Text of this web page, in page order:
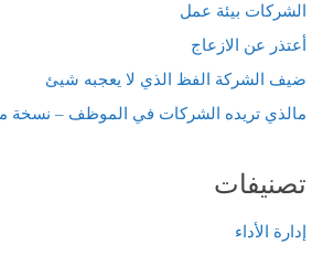
الشركات بيئة عمل
أعتذر عن الازعاج
ضيف الشركة الفظ الذي لا يعجبه شيئ
مالذي تريده الشركات في الموظف – نسخة
تصنيفات
إدارة الأداء